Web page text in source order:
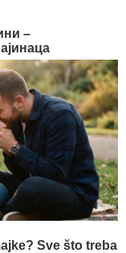
–
Sve što treba